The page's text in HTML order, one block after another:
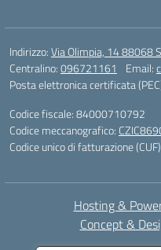
Indirizzo:Via Olimpia, 14 88068
Centralino:096721161 Email:
Posta elettronica certificata
Codice fiscale: 84000710792
Codice meccanografico:
Codice unico di fatturazione
Hosting &
Concept &